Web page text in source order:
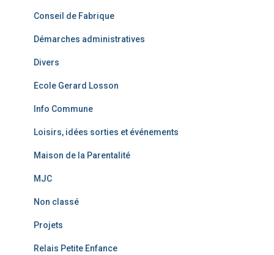
Conseil de Fabrique
Démarches administratives
Divers
Ecole Gerard Losson
Info Commune
Loisirs, idées sorties et événements
Maison de la Parentalité
MJC
Non classé
Projets
Relais Petite Enfance